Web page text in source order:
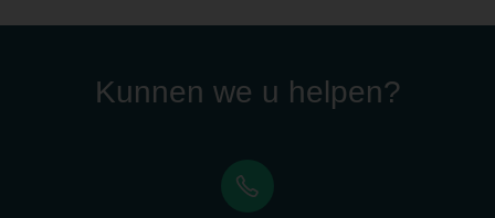
Kunnen we u helpen?